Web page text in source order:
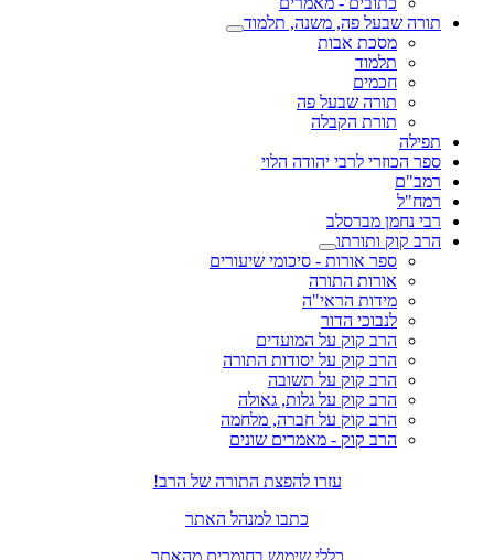
תורה שבעל פה, משנה, תלמוד
מסכת אבות
תלמוד
חכמים
תורה שבעל פה
תורת הקבלה
תפילה
ספר הכוזרי לרבי יהודה הלוי
רמב"ם
רמח"ל
רבי נחמן מברסלב
הרב קוק ותורתו
ספר אורות - סיכומי שיעורים
אורות התורה
מידות הראי"ה
לנבוכי הדור
הרב קוק על המועדים
הרב קוק על יסודות התורה
הרב קוק על תשובה
הרב קוק על גלות, גאולה
הרב קוק על חברה, מלחמה
הרב קוק - מאמרים שונים
עזרו להפצת התורה של הרב!
כתבו למנהל האתר